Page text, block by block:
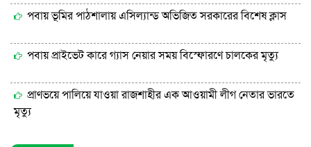
পবায় ভূমির পাঠশালায় এসিল্যান্ড অভিজিত সরকারের বিশেষ ক্লাস
পবায় প্রাইভেট কারে গ্যাস নেয়ার সময় বিস্ফোরণে চালকের মৃত্যু
প্রাণভয়ে পালিয়ে যাওয়া রাজশাহীর এক আওয়ামী লীগ নেতার ভারতে
মৃত্যু